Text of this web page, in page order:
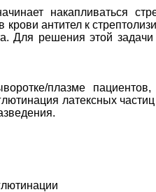
накапливаться
антител к
Для решения этой
плазме
латексных частиц